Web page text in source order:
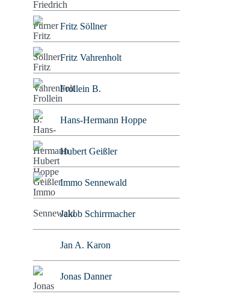
Fritz Söllner
Fritz Vahrenholt
Frollein B.
Hans-Hermann Hoppe
Hubert Geißler
Immo Sennewald
Jakob Schirrmacher
Jan A. Karon
Jonas Danner